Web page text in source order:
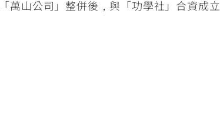
萬山公司」整併後，與「功學社」合資成立